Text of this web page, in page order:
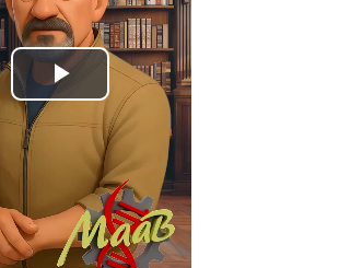
Play
Video